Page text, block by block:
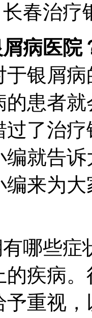
春治疗
病医院
于银屑
患者
了治
就告
编来为
些症
疾病
重视